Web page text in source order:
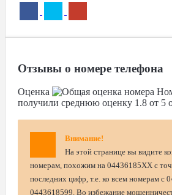
Отзывы о номере телефона
Оценка
получили среднюю оценку 1.8 от 5
Внимание!
На этой странице вы видите
номерам, похожим на 04436185XX с
последних цифр, т.е. ко всем номерам с
0443618599. Во избежание